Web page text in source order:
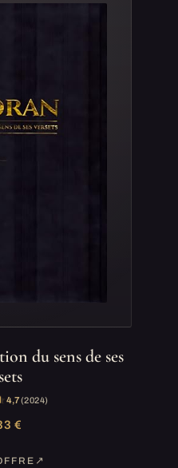
du sens de ses
4,7(2 024)
€